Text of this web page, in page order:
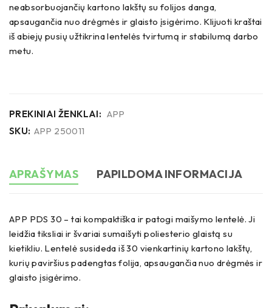
neabsorbuojančių kartono lakštų su folijos danga,
apsaugančia nuo drėgmės ir glaisto įsigėrimo. Klijuoti kraštai
iš abiejų pusių užtikrina lentelės tvirtumą ir stabilumą darbo
metu.
PREKINIAI ŽENKLAI: APP
SKU: APP 250011
APRAŠYMAS PAPILDOMA INFORMACIJA
APP PDS 30 – tai kompaktiška ir patogi maišymo lentelė. Ji
leidžia tiksliai ir švariai sumaišyti poliesterio glaistą su
kietikliu. Lentelė susideda iš 30 vienkartinių kartono lakštų,
kurių paviršius padengtas folija, apsaugančia nuo drėgmės ir
glaisto įsigėrimo.